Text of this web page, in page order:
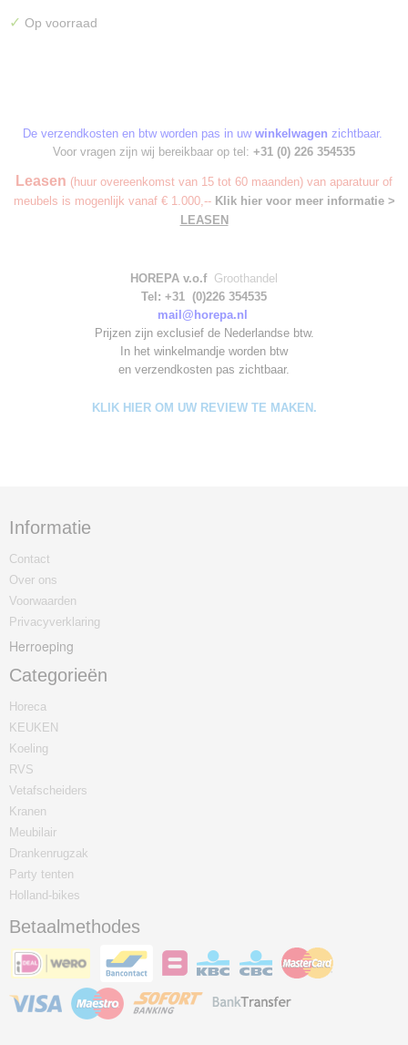
✓ Op voorraad
De verzendkosten en btw worden pas in uw winkelwagen zichtbaar.
Voor vragen zijn wij bereikbaar op tel: +31 (0) 226 354535
Leasen (huur overeenkomst van 15 tot 60 maanden) van aparatuur of
meubels is mogenlijk vanaf € 1.000,-- Klik hier voor meer informatie >
LEASEN
HOREPA v.o.f Groothandel
Tel: +31 (0)226 354535
mail@horepa.nl
Prijzen zijn exclusief de Nederlandse btw.
In het winkelmandje worden btw
en verzendkosten pas zichtbaar.
KLIK HIER OM UW REVIEW TE MAKEN.
Informatie
Contact
Over ons
Voorwaarden
Privacyverklaring
Herroeping
Categorieën
Horeca
KEUKEN
Koeling
RVS
Vetafscheiders
Kranen
Meubilair
Drankenrugzak
Party tenten
Holland-bikes
Betaalmethodes